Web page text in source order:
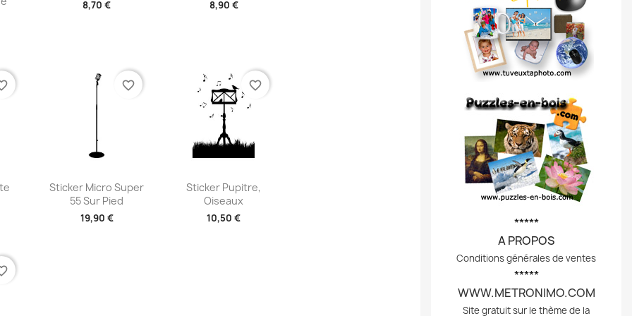
8,70 € 8,90 €
Aperçu rapide
+2
Sticker Micro Super
55 Sur Pied
19,90 €
favorite_border
Aperçu rapide
+2
Sticker Pupitre,
Oiseaux
10,50 €
favorite_border
*****
A PROPOS
Conditions générales de ventes
*****
WWW.METRONIMO.COM
Site gratuit sur le thème de la